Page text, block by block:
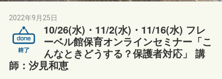
2022年9月25日
10/26(水)・11/2(水)・11/16(水) フレ
ーベル館保育オンラインセミナー「こ
んなときどうする？保護者対応」 講
師：汐見和恵